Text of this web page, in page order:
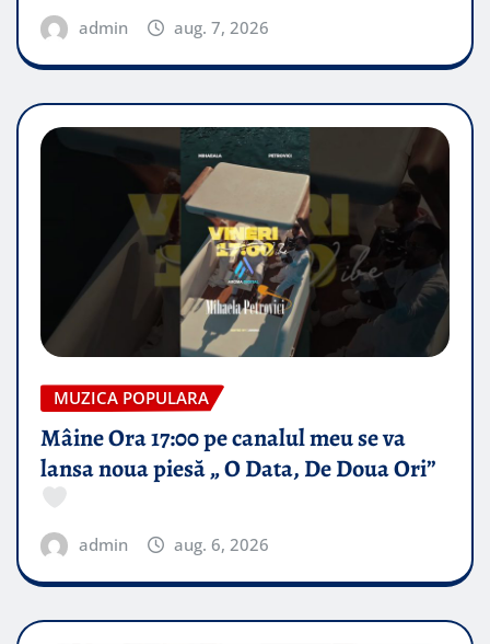
admin aug. 7, 2026
MUZICA POPULARA
Mâine Ora 17:00 pe canalul meu se va
lansa noua piesă „ O Data, De Doua Ori”
admin aug. 6, 2026